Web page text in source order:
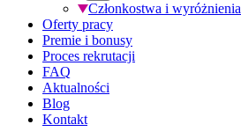
Członkostwa i wyróżnienia
Oferty pracy
Premie i bonusy
Proces rekrutacji
FAQ
Aktualności
Blog
Kontakt